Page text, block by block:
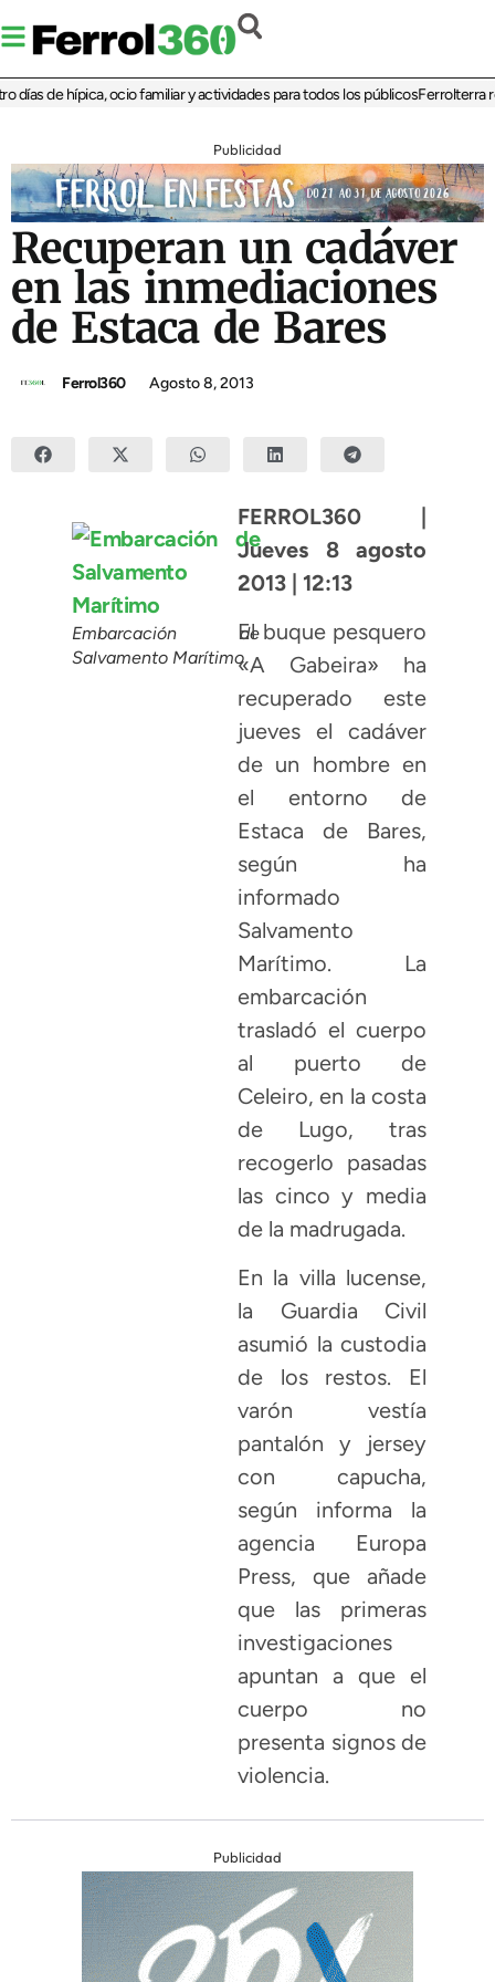
de hípica, ocio familiar y actividades para todos los públicosFerrolterra
Publicidad
Recuperan un cadáver
en las inmediaciones
de Estaca de Bares
Ferrol360 Agosto 8, 2013
Embarcación de
Salvamento Marítimo
FERROL360 |
Jueves 8 agosto
2013 | 12:13
El buque pesquero
«A Gabeira» ha
recuperado este
jueves el cadáver
de un hombre en
el entorno de
Estaca de Bares,
según ha
informado
Salvamento
Marítimo. La
embarcación
trasladó el cuerpo
al puerto de
Celeiro, en la costa
de Lugo, tras
recogerlo pasadas
las cinco y media
de la madrugada.
En la villa lucense,
la Guardia Civil
asumió la custodia
de los restos. El
varón vestía
pantalón y jersey
con capucha,
según informa la
agencia Europa
Press, que añade
que las primeras
investigaciones
apuntan a que el
cuerpo no
presenta signos de
violencia.
Publicidad